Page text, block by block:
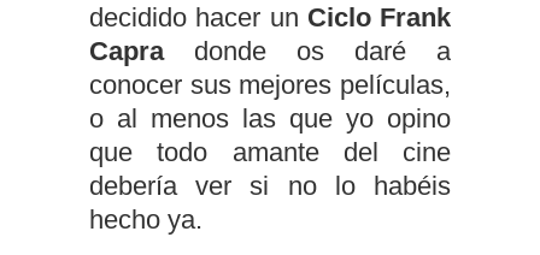
decidido hacer un Ciclo Frank
Capradonde os daré a
conocer sus mejores películas,
o al menos las que yo opino
que todo amante del cine
debería ver si no lo habéis
hecho ya.